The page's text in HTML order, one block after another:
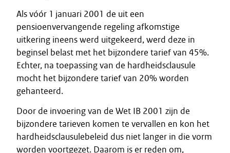
Als vóór 1 januari 2001 de uit een
pensioenvervangende regeling afkomstige
uitkering ineens werd uitgekeerd, werd deze in
beginsel belast met het bijzondere tarief van 45%.
Echter, na toepassing van de hardheidsclausule
mocht het bijzondere tarief van 20% worden
gehanteerd.
Door de invoering van de Wet IB 2001 zijn de
bijzondere tarieven komen te vervallen en kon het
hardheidsclausulebeleid dus niet langer in die vorm
worden voortgezet. Daarom is er reden om,